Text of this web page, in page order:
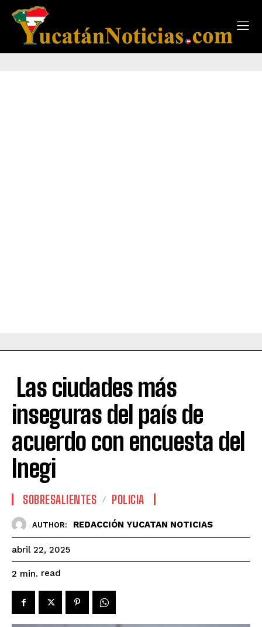
Las ciudades más
inseguras del país de
acuerdo con encuesta del
Inegi
SOBRESALIENTES POLICIA
AUTHOR: REDACCIÓN YUCATAN NOTICIAS
abril 22, 2025
2 min. read